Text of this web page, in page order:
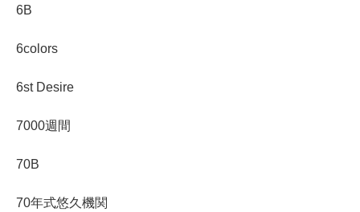
6B
6colors
6st Desire
7000週間
70B
70年式悠久機関